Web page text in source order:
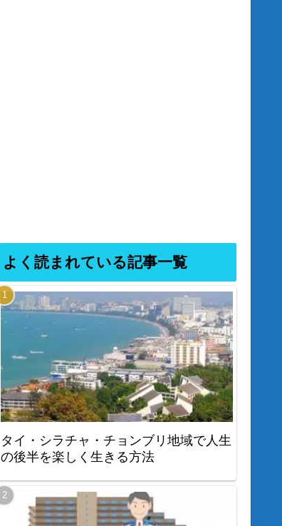
よく読まれている記事一覧
タイ・シラチャ・チョンブリ地域で人生
の後半を楽しく生きる方法